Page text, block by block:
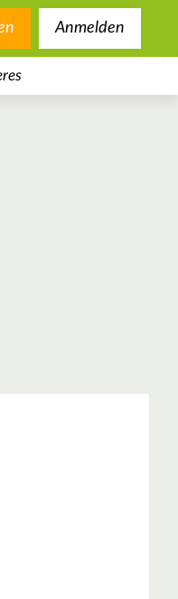
Anmelden